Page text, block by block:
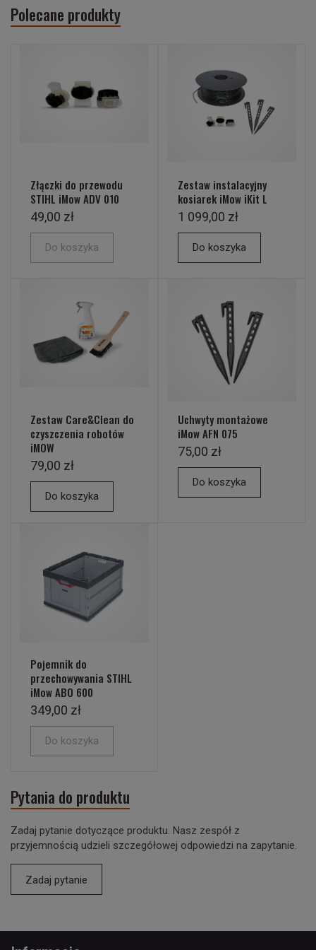
Polecane produkty
Złączki do przewodu
STIHL iMow ADV 010
49,00 zł
Do koszyka
Zestaw instalacyjny
kosiarek iMow iKit L
1 099,00 zł
Do koszyka
Zestaw Care&Clean do
czyszczenia robotów
iMOW
79,00 zł
Do koszyka
Uchwyty montażowe
iMow AFN 075
75,00 zł
Do koszyka
Pojemnik do
przechowywania STIHL
iMow ABO 600
349,00 zł
Do koszyka
Pytania do produktu
Zadaj pytanie dotyczące produktu. Nasz zespół z
przyjemnością udzieli szczegółowej odpowiedzi na zapytanie.
Zadaj pytanie